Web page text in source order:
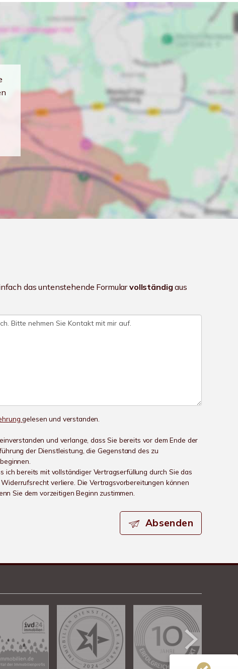
das untenstehende Formularvollständigaus
gelesen und verstanden.
und verlange, dass Sie bereits vor dem Ende der
der Dienstleistung, die Gegenstand des zu
ich bereits mit vollständiger Vertragserfüllung durch Sie das
verliere. Die Vertragsvorbereitungen können
Sie dem vorzeitigen Beginn zustimmen.
Absenden
100%
Empfehlungen auf
ProvenExpert.com
SEHR GUT
4,78 / 5,00
39
Bewertungen auf
313
Bewertungen von 3